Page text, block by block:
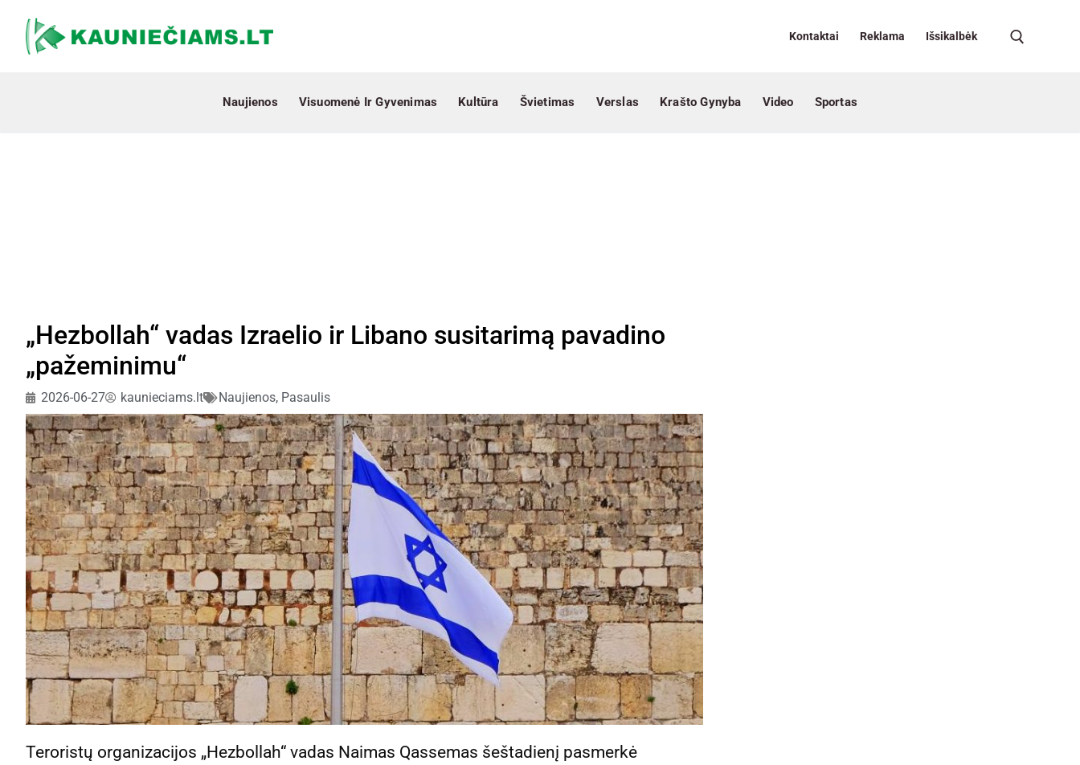
Kontaktai Reklama Išsikalbėk
Naujienos Visuomenė Ir Gyvenimas Kultūra Švietimas Verslas Krašto Gynyba Video Sportas
„Hezbollah“ vadas Izraelio ir Libano susitarimą pavadino
„pažeminimu“
2026-06-27 kaunieciams.lt Naujienos, Pasaulis
Teroristų organizacijos „Hezbollah“ vadas Naimas Qassemas šeštadienį pasmerkė